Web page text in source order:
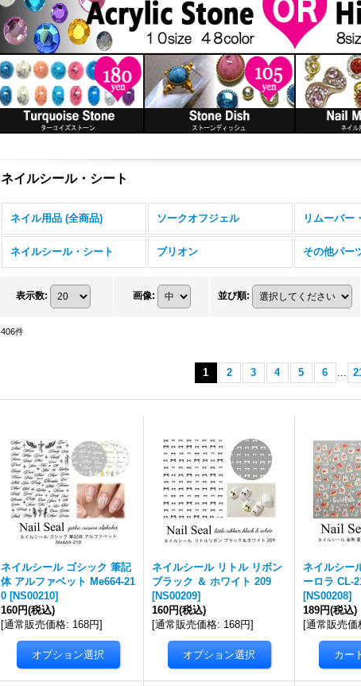
ネイルシール・シート
ネイル用品 (全商品) ソークオフジェル リムーバー
ネイルシール・シート ブリオン その他パー
表示数: 画像: 並び順:
406件
1 2 3 4 5 6 ...
ネイルシール ゴシック 筆記
体 アルファベット Me664-21
0 [NS00210]
160円(税込)
[通常販売価格: 168円]
ネイルシール リトル リボン
ブラック ＆ ホワイト 209
[NS00209]
160円(税込)
[通常販売価格: 168円]
ネイルシー
ーロラ CL-
[NS00208]
189円(税込)
[通常販売価